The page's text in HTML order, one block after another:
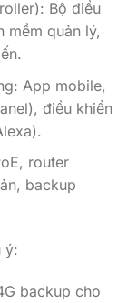
Bộ điều
mềm quản lý,
App mobile,
điều khiển
router
backup
ý:
backup cho